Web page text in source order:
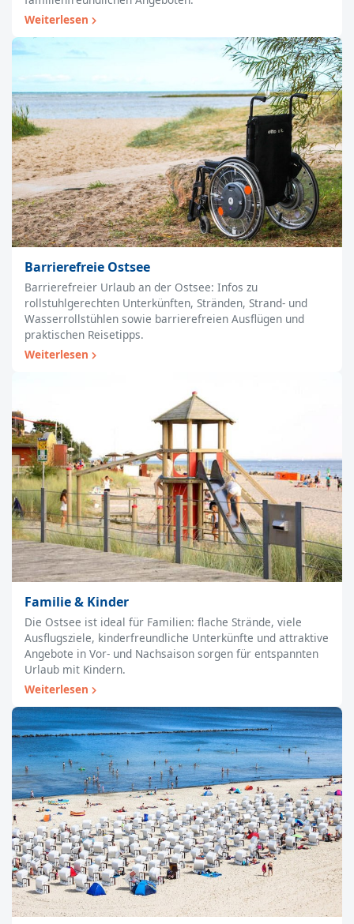
Weiterlesen
Barrierefreie Ostsee
Barrierefreier Urlaub an der Ostsee: Infos zu
rollstuhlgerechten Unterkünften, Stränden, Strand- und
Wasserrollstühlen sowie barrierefreien Ausflügen und
praktischen Reisetipps.
Weiterlesen
Familie & Kinder
Die Ostsee ist ideal für Familien: flache Strände, viele
Ausflugsziele, kinderfreundliche Unterkünfte und attraktive
Angebote in Vor- und Nachsaison sorgen für entspannten
Urlaub mit Kindern.
Weiterlesen